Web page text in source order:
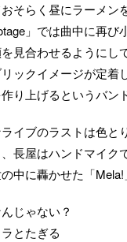
そらく昼にラーメン
」では曲中に再
見合わせるようにし
ックイメージが定着
り上げるというバン
イブのラストは色と
長屋はハンドマイク
中に轟かせた「
んじゃない？
とたぎる